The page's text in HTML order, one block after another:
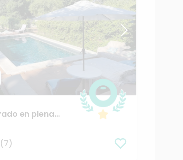
en plena
(7)